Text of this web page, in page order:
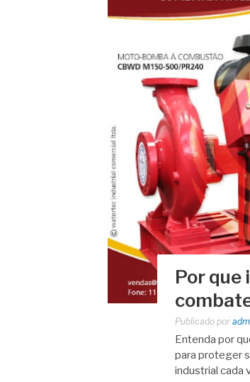
Por que
Publicado por
Entenda por
para proteger
industrial cada